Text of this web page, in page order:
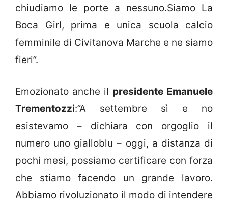
chiudiamo le porte a nessuno.Siamo La
Boca Girl, prima e unica scuola calcio
femminile di Civitanova Marche e ne siamo
fieri”.
Emozionato anche il presidente Emanuele
Trementozzi:”A settembre sì e no
esistevamo – dichiara con orgoglio il
numero uno gialloblu – oggi, a distanza di
pochi mesi, possiamo certificare con forza
che stiamo facendo un grande lavoro.
Abbiamo rivoluzionato il modo di intendere